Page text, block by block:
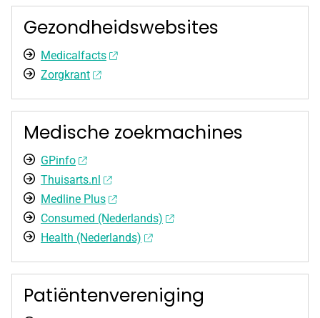
Gezondheidswebsites
Medicalfacts
Zorgkrant
Medische zoekmachines
GPinfo
Thuisarts.nl
Medline Plus
Consumed (Nederlands)
Health (Nederlands)
Patiëntenvereniging